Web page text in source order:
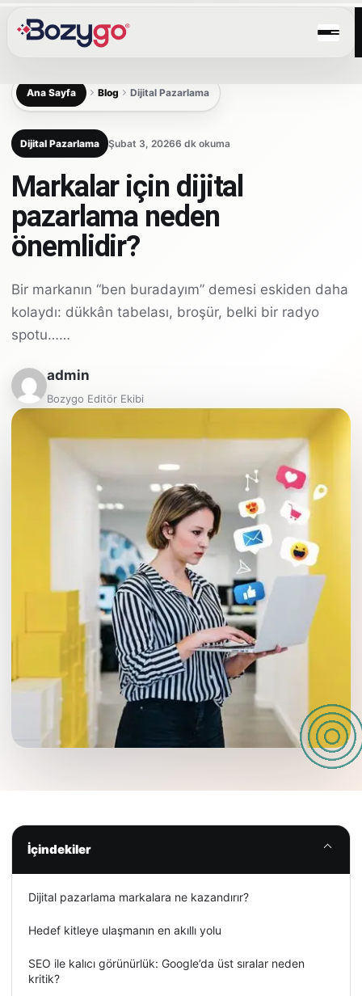
Ana Sayfa Blog Dijital Pazarlama
Dijital Pazarlama Şubat 3, 20266 dk okuma
Markalar için dijital
pazarlama neden
önemlidir?
Bir markanın “ben buradayım” demesi eskiden daha
kolaydı: dükkân tabelası, broşür, belki bir radyo
spotu……
admin
Bozygo Editör Ekibi
İçindekiler
Dijital pazarlama markalara ne kazandırır?
Hedef kitleye ulaşmanın en akıllı yolu
SEO ile kalıcı görünürlük: Google’da üst sıralar neden
kritik?